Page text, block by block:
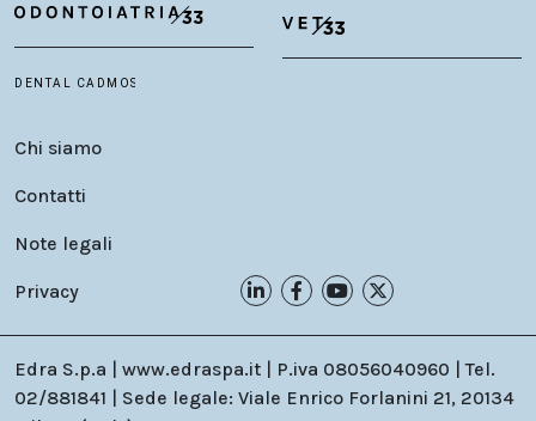
Chi siamo
Contatti
Note legali
Privacy
Edra S.p.a | www.edraspa.it | P.iva 08056040960 | Tel.
02/881841 | Sede legale: Viale Enrico Forlanini 21, 20134